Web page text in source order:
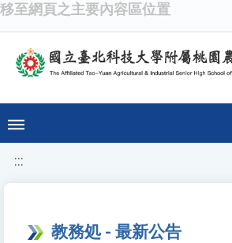
移至網頁之主要內容區位置
:::
教務処 - 最新公告